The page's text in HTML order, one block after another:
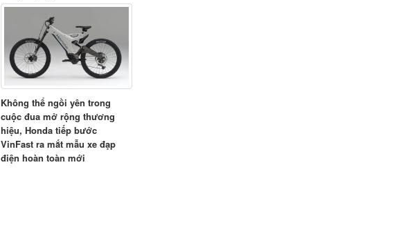
Không thể ngồi yên trong
cuộc đua mở rộng thương
hiệu, Honda tiếp bước
VinFast ra mắt mẫu xe đạp
điện hoàn toàn mới